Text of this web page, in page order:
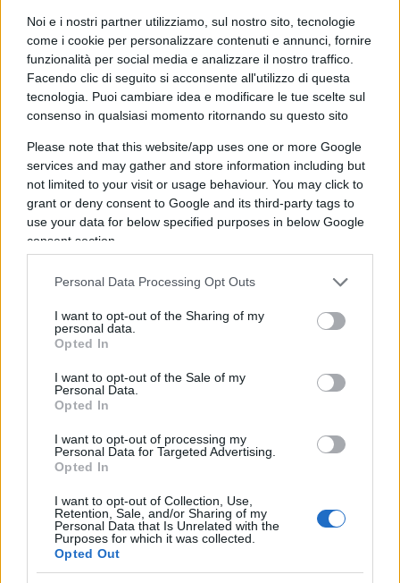
Noi e i nostri partner utilizziamo, sul nostro sito, tecnologie
come i cookie per personalizzare contenuti e annunci, fornire
funzionalità per social media e analizzare il nostro traffico.
Facendo clic di seguito si acconsente all'utilizzo di questa
tecnologia. Puoi cambiare idea e modificare le tue scelte sul
consenso in qualsiasi momento ritornando su questo sito
Please note that this website/app uses one or more Google
services and may gather and store information including but
not limited to your visit or usage behaviour. You may click to
grant or deny consent to Google and its third-party tags to
use your data for below specified purposes in below Google
consent section.
Personal Data Processing Opt Outs
I want to opt-out of the Sharing of my
personal data.
Opted In
I want to opt-out of the Sale of my
Personal Data.
Opted In
I want to opt-out of processing my
Personal Data for Targeted Advertising.
Opted In
I want to opt-out of Collection, Use,
Retention, Sale, and/or Sharing of my
Personal Data that Is Unrelated with the
Purposes for which it was collected.
Opted Out
Rispondi
aka
22 Febbraio 2022, 2:05 2:05
piazza e manifestare per i propri diritti non sia un
nullafacente fancazzista, anzi probabilmente ha tutte le carte
in regola per conseguire i propri obbiettivi nella vita visto
che ha la voglia di lottare per raggiungerli..
Rispondi VIsualizza le risposte
Daniele
21 Febbraio 2022, 23:49 23:49
Cercate di comprendere una volta x tutte che con sto reddito
di cittadinanza NON SI CAMPA!!! C’È chi fa un lavoro in nero
apposta perché non campa. Non è vero che tutti i percettori
prendono 800€!! C’è chi è in affitto e senza lavoro da 2 anni
e ne prende 250!!!€ ditemi voi come si fa a vivere.
Sopratutto con questi rincari
Fanno passare sto reddito come fonte milionaria che fa
passare la voglia di lavorare ma non è così. Vogliono
semplicemente creare odio tra i poveri. Come con molte
altre situazioni. La verità è ben altra. X non parlare dei